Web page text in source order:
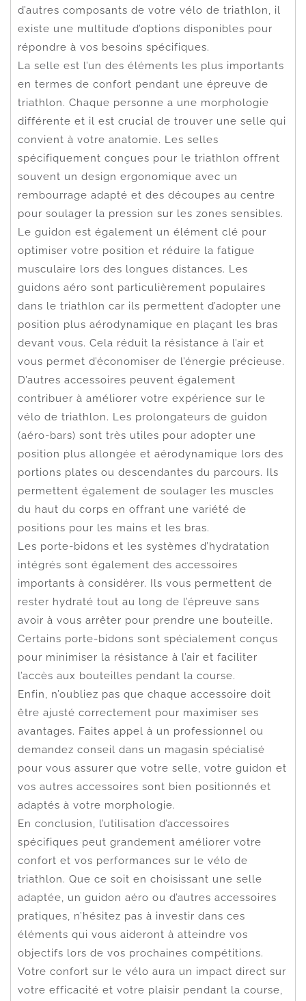
d’autres composants de votre vélo de triathlon, il
existe une multitude d’options disponibles pour
répondre à vos besoins spécifiques.
La selle est l’un des éléments les plus importants
en termes de confort pendant une épreuve de
triathlon. Chaque personne a une morphologie
différente et il est crucial de trouver une selle qui
convient à votre anatomie. Les selles
spécifiquement conçues pour le triathlon offrent
souvent un design ergonomique avec un
rembourrage adapté et des découpes au centre
pour soulager la pression sur les zones sensibles.
Le guidon est également un élément clé pour
optimiser votre position et réduire la fatigue
musculaire lors des longues distances. Les
guidons aéro sont particulièrement populaires
dans le triathlon car ils permettent d’adopter une
position plus aérodynamique en plaçant les bras
devant vous. Cela réduit la résistance à l’air et
vous permet d’économiser de l’énergie précieuse.
D’autres accessoires peuvent également
contribuer à améliorer votre expérience sur le
vélo de triathlon. Les prolongateurs de guidon
(aéro-bars) sont très utiles pour adopter une
position plus allongée et aérodynamique lors des
portions plates ou descendantes du parcours. Ils
permettent également de soulager les muscles
du haut du corps en offrant une variété de
positions pour les mains et les bras.
Les porte-bidons et les systèmes d’hydratation
intégrés sont également des accessoires
importants à considérer. Ils vous permettent de
rester hydraté tout au long de l’épreuve sans
avoir à vous arrêter pour prendre une bouteille.
Certains porte-bidons sont spécialement conçus
pour minimiser la résistance à l’air et faciliter
l’accès aux bouteilles pendant la course.
Enfin, n’oubliez pas que chaque accessoire doit
être ajusté correctement pour maximiser ses
avantages. Faites appel à un professionnel ou
demandez conseil dans un magasin spécialisé
pour vous assurer que votre selle, votre guidon et
vos autres accessoires sont bien positionnés et
adaptés à votre morphologie.
En conclusion, l’utilisation d’accessoires
spécifiques peut grandement améliorer votre
confort et vos performances sur le vélo de
triathlon. Que ce soit en choisissant une selle
adaptée, un guidon aéro ou d’autres accessoires
pratiques, n’hésitez pas à investir dans ces
éléments qui vous aideront à atteindre vos
objectifs lors de vos prochaines compétitions.
Votre confort sur le vélo aura un impact direct sur
votre efficacité et votre plaisir pendant la course,